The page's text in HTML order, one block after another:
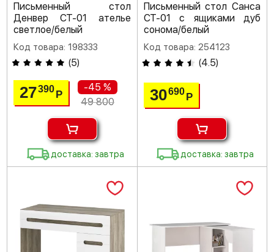
Письменный стол
Денвер СТ-01 ателье
светлое/белый
Код товара: 198333
(5)
27390Р
-45 %
49 800
доставка: завтра
Письменный стол Санса
СТ-01 с ящиками дуб
сонома/белый
Код товара: 254123
(4.5)
30690 Р
доставка: завтра